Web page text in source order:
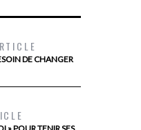
DE CHANGER